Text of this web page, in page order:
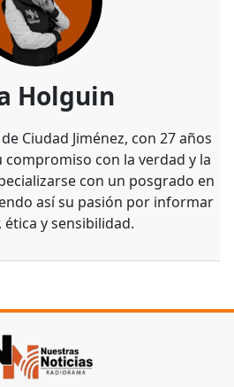
Holguin
Ciudad Jiménez, con 27 años
compromiso con la verdad y la
con un posgrado en
así su pasión por informar
ética y sensibilidad.